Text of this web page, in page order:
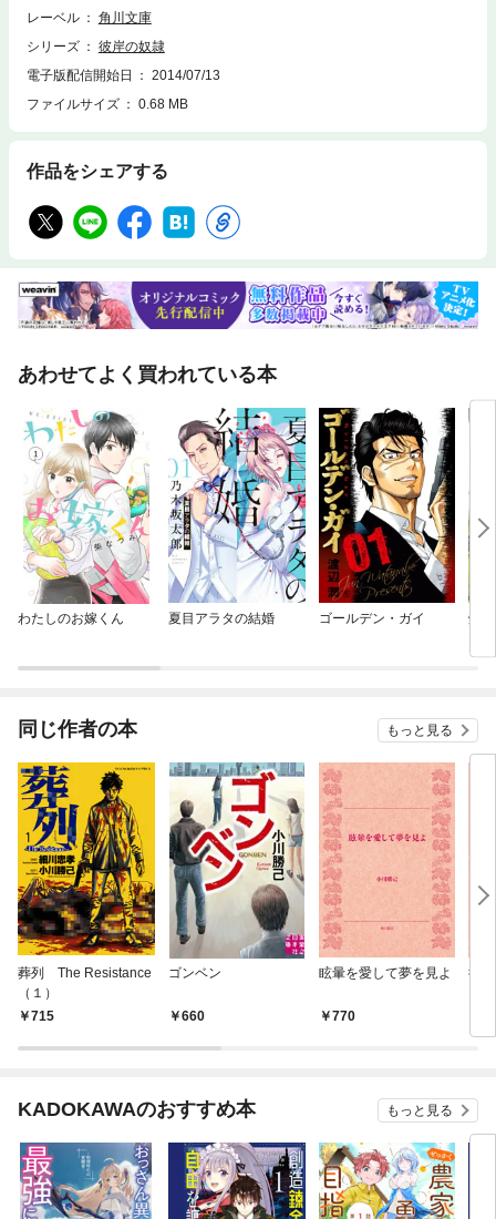
レーベル
角川文庫
シリーズ
彼岸の奴隷
電子版配信開始日
2014/07/13
ファイルサイズ
0.68 MB
作品をシェアする
あわせてよく買われている本
わたしのお嫁くん 夏目アラタの結婚 ゴールデン・ガイ 焼
同じ作者の本 もっと見る
葬列 The Resistance
（１）
715
ゴンベン
660
眩暈を愛して夢を見よ
770
彼
KADOKAWAのおすすめ本 もっと見る